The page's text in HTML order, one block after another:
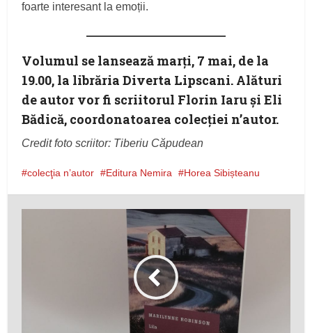
foarte interesant la emoții.
Volumul se lansează marți, 7 mai, de la
19.00, la librăria Diverta Lipscani. Alături
de autor vor fi scriitorul Florin Iaru și Eli
Bădică, coordonatoarea colecției n’autor.
Credit foto scriitor: Tiberiu Căpudean
colecţia n’autor Editura Nemira Horea Sibișteanu